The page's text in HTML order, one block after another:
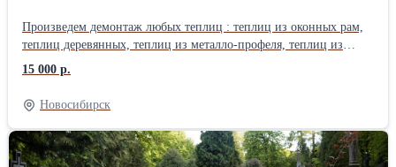
Произведем демонтаж любых теплиц : теплиц из оконных рам,
теплиц деревянных, теплиц из металло-профеля, теплиц из
поликарбоната.Демонтаж производим с вывозом на полигоны
или без вывоза. Стоимость от 15000 рублей. Предоставляет
транспорт и грузчики. По всем вопросам обращаться по
телефону.
15 000 р.
Новосибирск